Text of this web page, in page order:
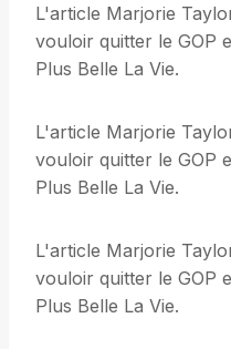
L'article Marjorie
vouloir quitter le GOP
Plus Belle La Vie.
L'article Marjorie
vouloir quitter le GOP
Plus Belle La Vie.
L'article Marjorie
vouloir quitter le GOP
Plus Belle La Vie.